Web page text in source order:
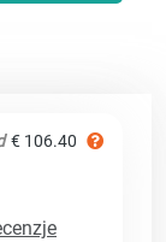
€ 106.40